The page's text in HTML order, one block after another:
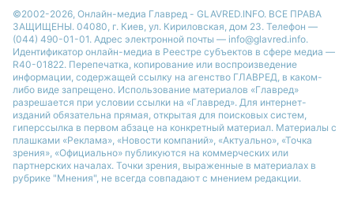
©2002-2026, Онлайн-медиа Главред - GLAVRED.INFO. ВСЕ ПРАВА
ЗАЩИЩЕНЫ. 04080, г. Киев, ул. Кириловская, дом 23. Телефон —
(044) 490-01-01. Адрес электронной почты — info@glavred.info.
Идентификатор онлайн-медиа в Реестре cубъектов в сфере медиа —
R40-01822. Перепечатка, копирование или воспроизведение
информации, содержащей ссылку на агенство ГЛАВРЕД, в каком-
либо виде запрещено. Использование материалов «Главред»
разрешается при условии ссылки на «Главред». Для интернет-
изданий обязательна прямая, открытая для поисковых систем,
гиперссылка в первом абзаце на конкретный материал. Материалы с
плашками «Реклама», «Новости компаний», «Актуально», «Точка
зрения», «Официально» публикуются на коммерческих или
партнерских началах. Точки зрения, выраженные в материалах в
рубрике "Мнения", не всегда совпадают с мнением редакции.